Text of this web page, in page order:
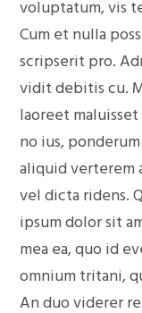
voluptatum, vis
Cum et nulla
scripserit pro.
vidit debitis cu.
laoreet
no ius,
aliquid verterem
vel dicta ridens.
ipsum dolor sit
mea ea, quo id
omnium tritani,
An duo viderer